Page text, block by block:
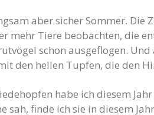
aber sicher Sommer.
mehr Tiere beobachten, die
schon ausgeflogen.
den hellen Tupfen, die den
habe ich diesem
sah, finde ich sie in diesem